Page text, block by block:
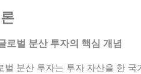
로벌 분산 투자의 핵심 개념
벌 분산 투자는 투자 자산을 한 국